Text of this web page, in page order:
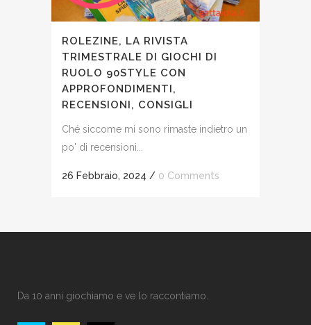
ROLEZINE, LA RIVISTA
TRIMESTRALE DI GIOCHI DI
RUOLO 90STYLE CON
APPROFONDIMENTI,
RECENSIONI, CONSIGLI
Ché siccome mi sono rimaste indietro un
po' di recensioni...
26 Febbraio, 2024 / 0 Comments
Da 10 anni giochiamo e ve lo raccontiamo.